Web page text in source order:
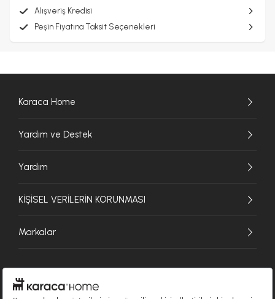
Alışveriş Kredisi
Peşin Fiyatına Taksit Seçenekleri
Karaca Home
Yardım ve Destek
Yardım
KİŞİSEL VERİLERİN KORUNMASI
Markalar